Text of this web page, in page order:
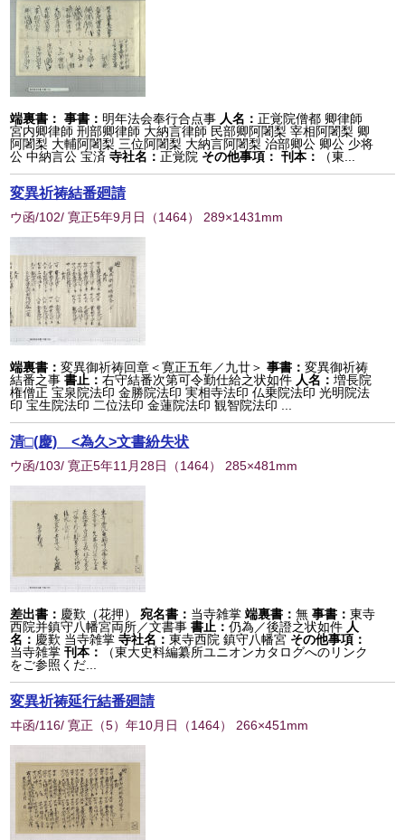
端裏書： 事書： 明年法会奉行合点事 人名：正覚院僧都 卿律師
宮内卿律師 刑部卿律師 大納言律師 民部卿阿闍梨 宰相阿闍梨 卿
阿闍梨 大輔阿闍梨 三位阿闍梨 大納言阿闍梨 治部卿公 卿公 少将
公 中納言公 宝済 寺社名：正覚院 その他事項： 刊本： （東...
変異祈祷結番廻請
ウ函/102/ 寛正5年9月日 （1464） 289×1431mm
端裏書：変異御祈祷回章＜寛正五年／九廿＞ 事書：変異御祈祷
結番之事 書止：右守結番次第可令勤仕給之状如件 人名：増長院
権僧正 宝泉院法印 金勝院法印 実相寺法印 仏乗院法印 光明院法
印 宝生院法印 二位法印 金蓮院法印 観智院法印 ...
清□(慶) <為久>文書紛失状
ウ函/103/ 寛正5年11月28日 （1464） 285×481mm
差出書： 慶歎（花押） 宛名書： 当寺雑掌 端裏書：無事書：東寺
西院并鎮守八幡宮両所／文書事 書止：仍為／後證之状如件 人
名： 慶歎 当寺雑掌 寺社名：東寺西院 鎮守八幡宮 その他事項：
当寺雑掌刊本：
（東大史料編纂所ユニオンカタログへのリンク
をご参照くだ...
変異祈祷延行結番廻請
ヰ函/116/ 寛正（5）年10月日 （1464） 266×451mm